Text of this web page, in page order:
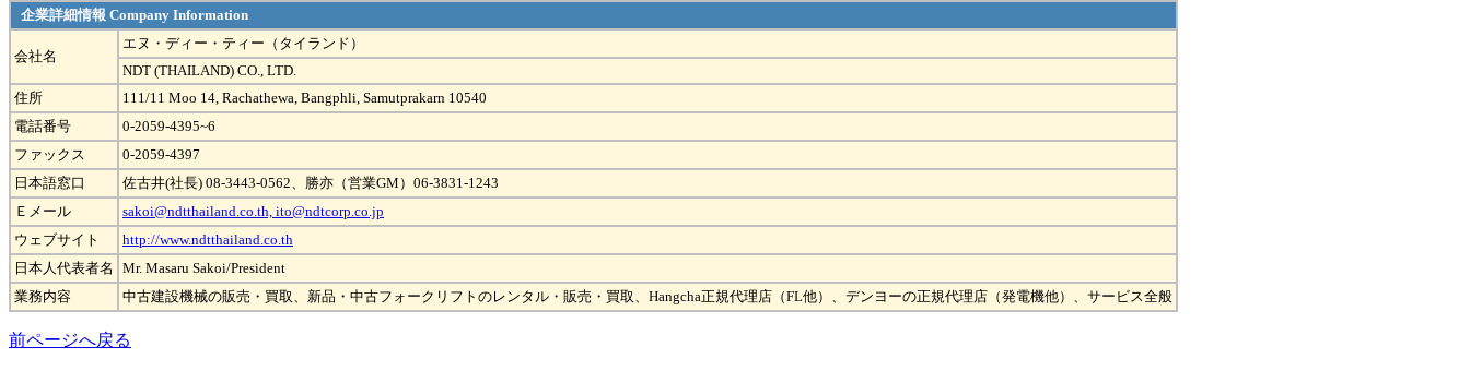
企業詳細情報 Company Information
会社名
エヌ・ディー・ティー（タイランド）
NDT (THAILAND) CO., LTD.
住所
111/11 Moo 14, Rachathewa, Bangphli, Samutprakarn 10540
電話番号
0-2059-4395~6
ファックス
0-2059-4397
日本語窓口
佐古井(社長) 08-3443-0562、勝亦（営業GM）06-3831-1243
Ｅメール
sakoi@ndtthailand.co.th, ito@ndtcorp.co.jp
ウェブサイト
http://www.ndtthailand.co.th
日本人代表者名
Mr. Masaru Sakoi/President
業務内容
中古建設機械の販売・買取、新品・中古フォークリフトのレンタル・販売・買取、Hangcha正規代理店（FL他）、デンヨーの正規代理店（発電機他）、サービス全般
前ページへ戻る